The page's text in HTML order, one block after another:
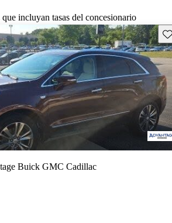
incluyan tasas del concesionario
Buick GMC Cadillac